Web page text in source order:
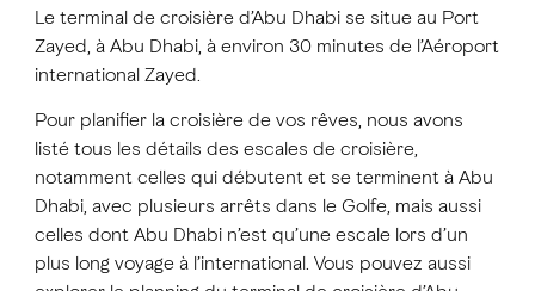
Le terminal de croisière d’Abu Dhabi se situe au Port
Zayed, à Abu Dhabi, à environ 30 minutes de l’Aéroport
international Zayed.
Pour planifier la croisière de vos rêves, nous avons
listé tous les détails des escales de croisière,
notamment celles qui débutent et se terminent à Abu
Dhabi, avec plusieurs arrêts dans le Golfe, mais aussi
celles dont Abu Dhabi n’est qu’une escale lors d’un
plus long voyage à l’international. Vous pouvez aussi